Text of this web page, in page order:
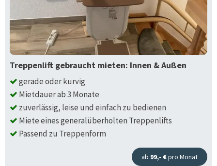
Treppenlift gebraucht mieten: Innen & Außen
gerade oder kurvig
Mietdauer ab 3 Monate
zuverlässig, leise und einfach zu bedienen
Miete eines generalüberholten Treppenlifts
Passend zu Treppenform
ab 99,- €pro Monat